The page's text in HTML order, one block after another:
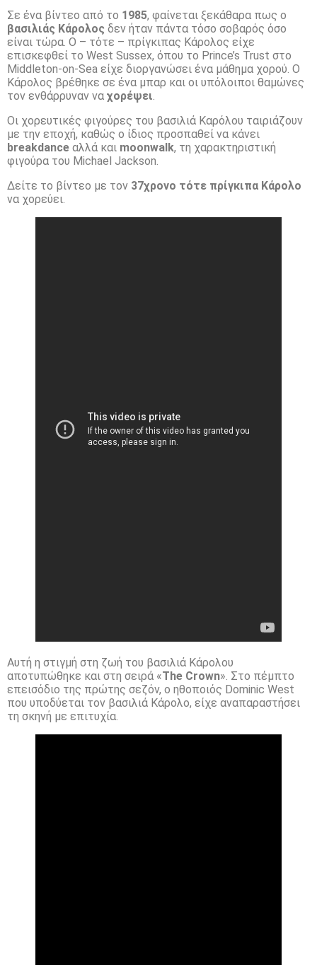
Σε ένα βίντεο από το 1985, φαίνεται ξεκάθαρα πως ο
βασιλιάς Κάρολος δεν ήταν πάντα τόσο σοβαρός όσο
είναι τώρα. Ο – τότε – πρίγκιπας Κάρολος είχε
επισκεφθεί το West Sussex, όπου το Prince’s Trust στο
Middleton-on-Sea είχε διοργανώσει ένα μάθημα χορού. Ο
Κάρολος βρέθηκε σε ένα μπαρ και οι υπόλοιποι θαμώνες
τον ενθάρρυναν να χορέψει
Οι χορευτικές φιγούρες του βασιλιά Καρόλου ταιριάζουν
με την εποχή, καθώς ο ίδιος προσπαθεί να κάνει
breakdance αλλά και moonwalk, τη χαρακτηριστική
φιγούρα του Michael Jackson.
Δείτε το βίντεο με τον 37χρονο τότε πρίγκιπα Κάρολο
να χορεύει.
Αυτή η στιγμή στη ζωή του βασιλιά Κάρολου
αποτυπώθηκε και στη σειρά «The Crown». Στο πέμπτο
επεισόδιο της πρώτης σεζόν, ο ηθοποιός Dominic West
που υποδύεται τον βασιλιά Κάρολο, είχε αναπαραστήσει
τη σκηνή με επιτυχία.